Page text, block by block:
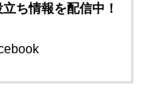
ち情報を配信中！
ます。